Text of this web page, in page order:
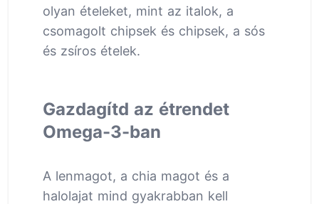
olyan ételeket, mint az italok, a
csomagolt chipsek és chipsek, a sós
és zsíros ételek.
Gazdagítd az étrendet
Omega-3-ban
A lenmagot, a chia magot és a
halolajat mind gyakrabban kell